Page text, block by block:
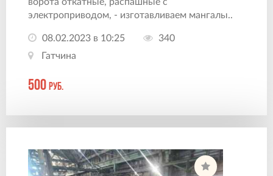
электроприводом, - изготавливаем мангалы..
08.02.2023 в 10:25
340
Гатчина
500 руб.